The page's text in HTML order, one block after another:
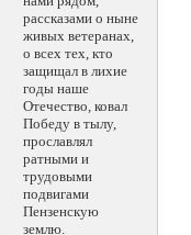
рассказами о ныне
живых ветеранах,
о всех тех, кто
защищал в лихие
годы наше
Отечество, ковал
Победу в тылу,
прославлял
ратными и
трудовыми
подвигами
Пензенскую
землю.